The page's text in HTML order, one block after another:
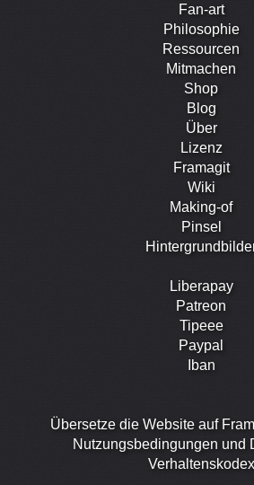
Fan-art
Philosophie
Ressourcen
Mitmachen
Shop
Blog
Über
Lizenz
Framagit
Wiki
Making-of
Pinsel
Liberapay
Patreon
Tipeee
Paypal
Iban
Übersetze die Website auf
Nutzungsbedingungen und
Verhaltenskodex